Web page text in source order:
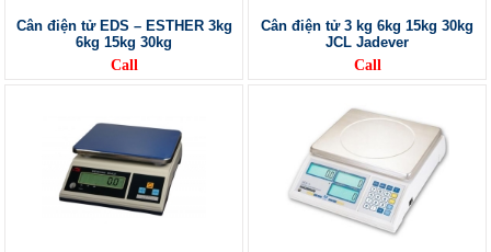
Cân điện tử EDS – ESTHER 3kg
6kg 15kg 30kg
Call
Cân điện tử 3 kg 6kg 15kg 30kg
JCL Jadever
Call